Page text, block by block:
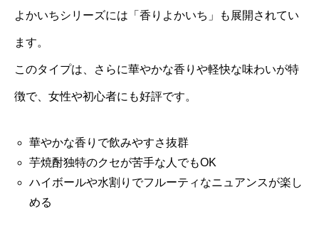
よかいちシリーズには「香りよかいち」も展開されてい
ます。
このタイプは、さらに華やかな香りや軽快な味わいが特
徴で、女性や初心者にも好評です。
華やかな香りで飲みやすさ抜群
芋焼酎独特のクセが苦手な人でもOK
ハイボールや水割りでフルーティなニュアンスが楽し
める